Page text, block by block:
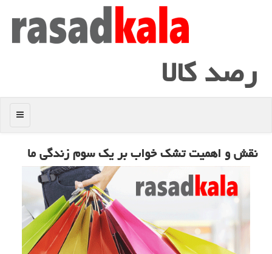
رصد كالا
منو
نقش و اهمیت تشك خواب بر یك سوم زندگی ما